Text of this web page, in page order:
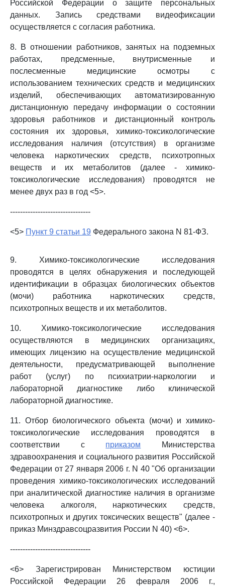
Российской Федерации о защите персональных
данных. Запись средствами видеофиксации
осуществляется с согласия работника.
8. В отношении работников, занятых на подземных
работах, предсменные, внутрисменные и
послесменные медицинские осмотры с
использованием технических средств и медицинских
изделий, обеспечивающих автоматизированную
дистанционную передачу информации о состоянии
здоровья работников и дистанционный контроль
состояния их здоровья, химико-токсикологические
исследования наличия (отсутствия) в организме
человека наркотических средств, психотропных
веществ и их метаболитов (далее - химико-
токсикологические исследования) проводятся не
менее двух раз в год <5>.
--------------------------------
<5> Пункт 9 статьи 19 Федерального закона N 81-ФЗ.
9. Химико-токсикологические исследования
проводятся в целях обнаружения и последующей
идентификации в образцах биологических объектов
(мочи) работника наркотических средств,
психотропных веществ и их метаболитов.
10. Химико-токсикологические исследования
осуществляются в медицинских организациях,
имеющих лицензию на осуществление медицинской
деятельности, предусматривающей выполнение
работ (услуг) по психиатрии-наркологии и
лабораторной диагностике либо клинической
лабораторной диагностике.
11. Отбор биологического объекта (мочи) и химико-
токсикологические исследования проводятся в
соответствии с приказом Министерства
здравоохранения и социального развития Российской
Федерации от 27 января 2006 г. N 40 "Об организации
проведения химико-токсикологических исследований
при аналитической диагностике наличия в организме
человека алкоголя, наркотических средств,
психотропных и других токсических веществ" (далее -
приказ Минздравсоцразвития России N 40) <6>.
--------------------------------
<6> Зарегистрирован Министерством юстиции
Российской Федерации 26 февраля 2006 г.,